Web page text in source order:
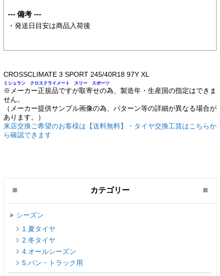
--- 備考 ---
・発送日目安は商品入荷後
CROSSCLIMATE 3 SPORT 245/40R18 97Y XL
ミシュラン クロスクライメート スリー スポーツ
※メーカー正規品ですが取寄せの為、製造年・生産国の指定はできま
せん。
（メーカー提供サンプル画像の為、パターン等の詳細が異なる場合が
あります。）
来店交換ご希望のお客様は【送料無料】・タイヤ交換工賃はこちらか
ら確認できます
カテゴリー
シーズン
1.夏タイヤ
2.冬タイヤ
4.オールシーズン
5.バン・トラック用